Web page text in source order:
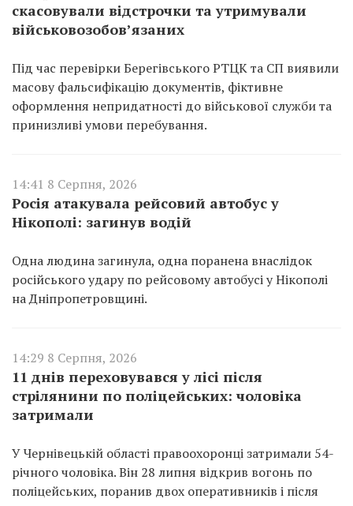
скасовували відстрочки та утримували
військовозобов’язаних
Під час перевірки Берегівського РТЦК та СП виявили
масову фальсифікацію документів, фіктивне
оформлення непридатності до військової служби та
принизливі умови перебування.
14:41 8 Серпня, 2026
Росія атакувала рейсовий автобус у
Нікополі: загинув водій
Одна людина загинула, одна поранена внаслідок
російського удару по рейсовому автобусі у Нікополі
на Дніпропетровщині.
14:29 8 Серпня, 2026
11 днів переховувався у лісі після
стрілянини по поліцейських: чоловіка
затримали
У Чернівецькій області правоохоронці затримали 54-
річного чоловіка. Він 28 липня відкрив вогонь по
поліцейських, поранив двох оперативників і після